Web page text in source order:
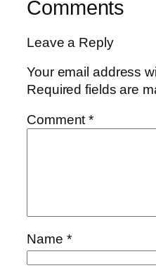
Comments
Leave a Reply
Your email address
Required fields are
Comment*
Name *